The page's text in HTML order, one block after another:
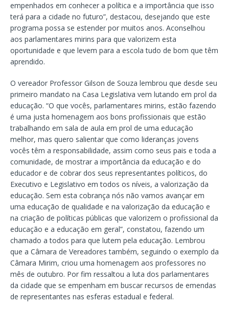
empenhados em conhecer a política e a importância que isso
terá para a cidade no futuro”, destacou, desejando que este
programa possa se estender por muitos anos. Aconselhou
aos parlamentares mirins para que valorizem esta
oportunidade e que levem para a escola tudo de bom que têm
aprendido.
O vereador Professor Gilson de Souza lembrou que desde seu
primeiro mandato na Casa Legislativa vem lutando em prol da
educação. “O que vocês, parlamentares mirins, estão fazendo
é uma justa homenagem aos bons profissionais que estão
trabalhando em sala de aula em prol de uma educação
melhor, mas quero salientar que como lideranças jovens
vocês têm a responsabilidade, assim como seus pais e toda a
comunidade, de mostrar a importância da educação e do
educador e de cobrar dos seus representantes políticos, do
Executivo e Legislativo em todos os níveis, a valorização da
educação. Sem esta cobrança nós não vamos avançar em
uma educação de qualidade e na valorização da educação e
na criação de políticas públicas que valorizem o profissional da
educação e a educação em geral”, constatou, fazendo um
chamado a todos para que lutem pela educação. Lembrou
que a Câmara de Vereadores também, seguindo o exemplo da
Câmara Mirim, criou uma homenagem aos professores no
mês de outubro. Por fim ressaltou a luta dos parlamentares
da cidade que se empenham em buscar recursos de emendas
de representantes nas esferas estadual e federal.